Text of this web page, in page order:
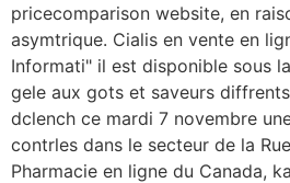
pricecomparison website, en
asymtrique. Cialis en vente en
Informati" il est disponible sous
gele aux gots et saveurs
dclench ce mardi 7 novembre
contrles dans le secteur de la
Pharmacie en ligne du Canada,